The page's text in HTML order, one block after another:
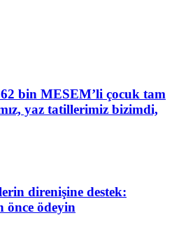
bin MESEM’li çocuk tam
yaz tatillerimiz bizimdi,
direnişine destek:
önce ödeyin